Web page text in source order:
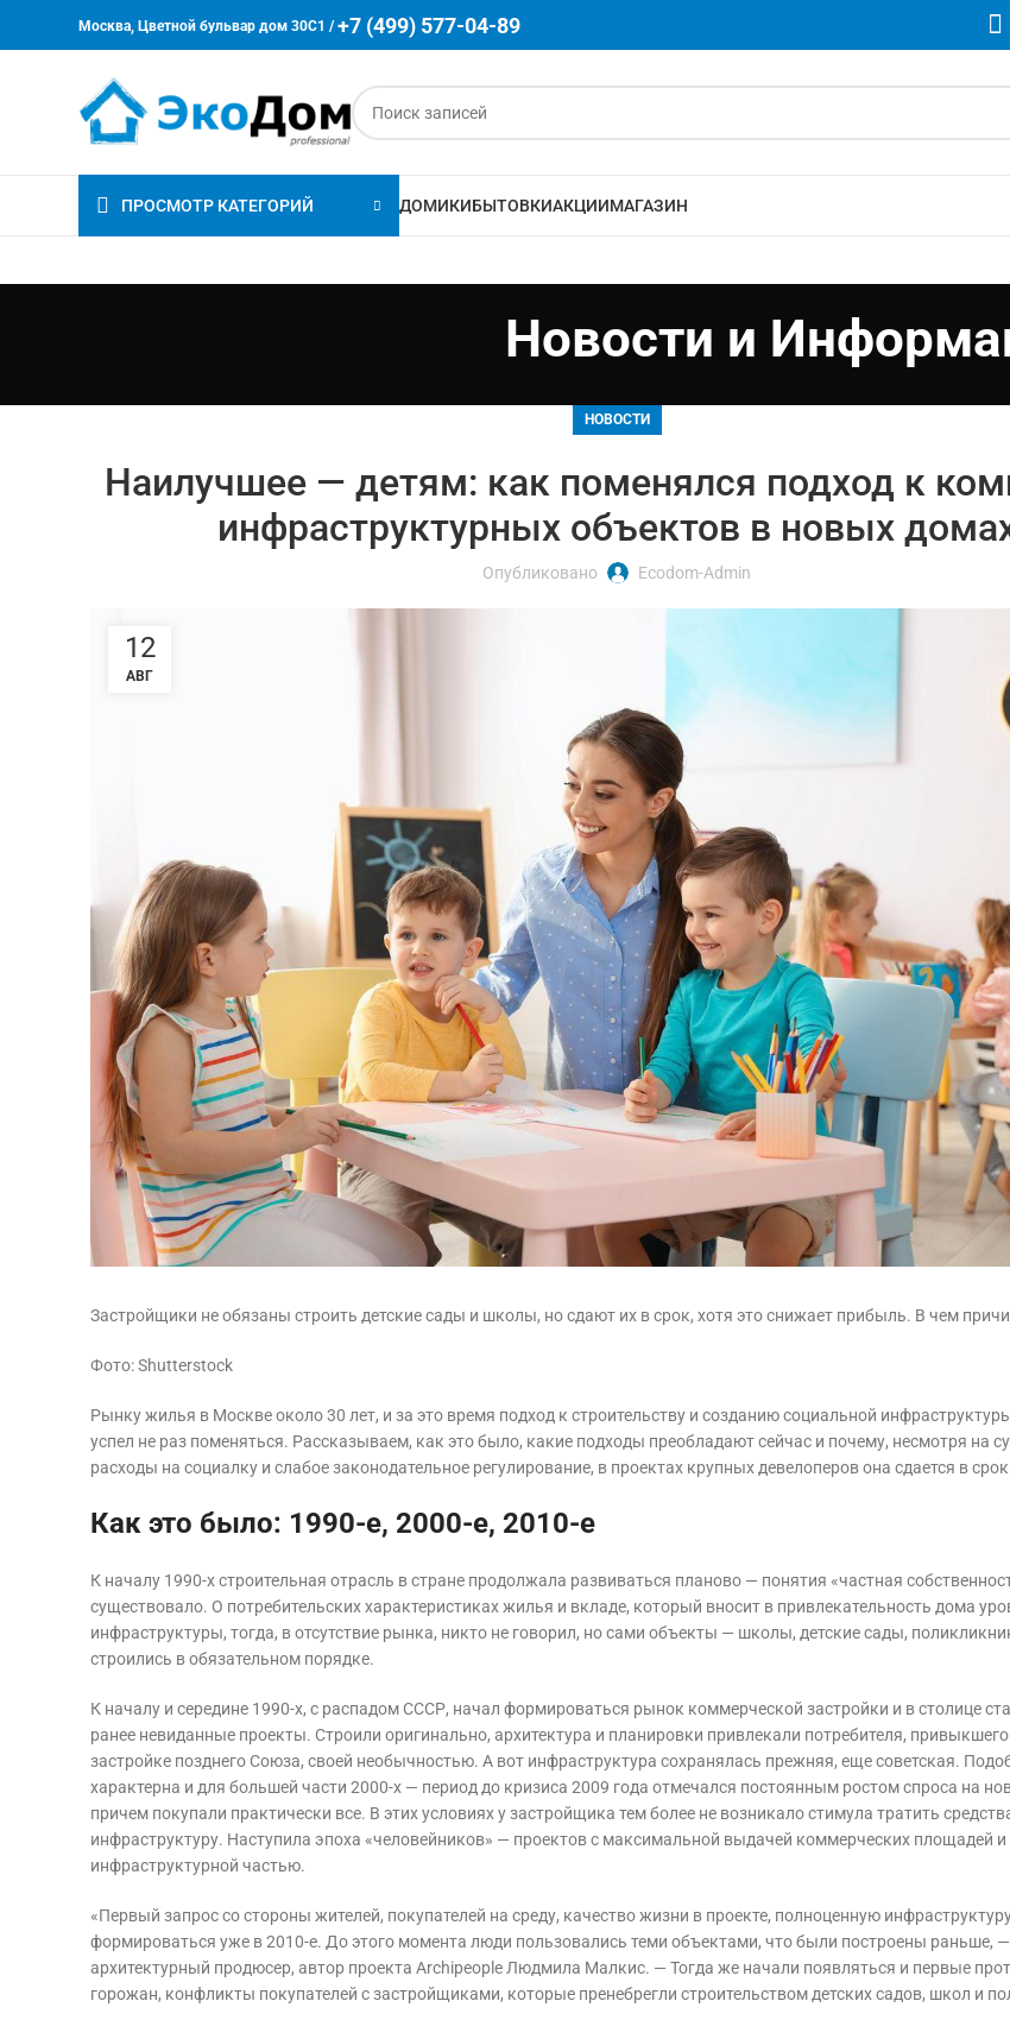
Москва, Цветной бульвар дом 30C1 / +7 (499) 577-04-89
ПРОСМОТР КАТЕГОРИЙ ДОМИКИБЫТОВКИАКЦИИМАГАЗИН
Новости и
НОВОСТИ
Наилучшее — детям: как поменялся подход к
инфраструктурных объектов в новых
Опубликовано Ecodom-Admin
12
АВГ
Застройщики не обязаны строить детские сады и школы, но сдают их в срок, хотя это снижает прибыль. В чем
Фото: Shutterstock
Рынку жилья в Москве около 30 лет, и за это время подход к строительству и созданию социальной
успел не раз поменяться. Рассказываем, как это было, какие подходы преобладают сейчас и почему, несмотря на
расходы на социалку и слабое законодательное регулирование, в проектах крупных девелоперов она сдается в срок.
Как это было: 1990-е, 2000-е, 2010-е
К началу 1990-х строительная отрасль в стране продолжала развиваться планово — понятия «частная
существовало. О потребительских характеристиках жилья и вкладе, который вносит в привлекательность дома
инфраструктуры, тогда, в отсутствие рынка, никто не говорил, но сами объекты — школы, детские сады,
строились в обязательном порядке.
К началу и середине 1990-х, с распадом СССР, начал формироваться рынок коммерческой застройки и в столице
ранее невиданные проекты. Строили оригинально, архитектура и планировки привлекали потребителя,
застройке позднего Союза, своей необычностью. А вот инфраструктура сохранялась прежняя, еще советская.
характерна и для большей части 2000-х — период до кризиса 2009 года отмечался постоянным ростом спроса на
причем покупали практически все. В этих условиях у застройщика тем более не возникало стимула тратить
инфраструктуру. Наступила эпоха «человейников» — проектов с максимальной выдачей коммерческих площадей
инфраструктурной частью.
«Первый запрос со стороны жителей, покупателей на среду, качество жизни в проекте, полноценную
формироваться уже в 2010-е. До этого момента люди пользовались теми объектами, что были построены раньше,
архитектурный продюсер, автор проекта Archipeople Людмила Малкис. — Тогда же начали появляться и первые
горожан, конфликты покупателей с застройщиками, которые пренебрегли строительством детских садов, школ и